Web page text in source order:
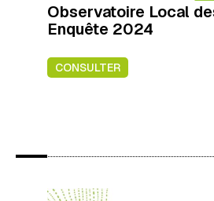
Observatoire Local
Enquête 2024
CONSULTER